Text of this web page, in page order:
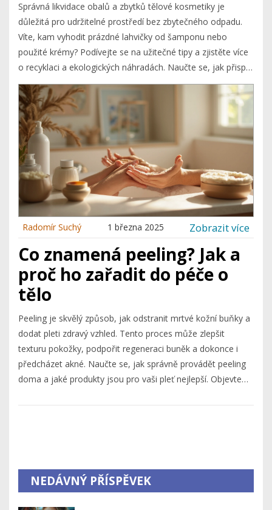
Správná likvidace obalů a zbytků tělové kosmetiky je
důležitá pro udržitelné prostředí bez zbytečného odpadu.
Víte, kam vyhodit prázdné lahvičky od šamponu nebo
použité krémy? Podívejte se na užitečné tipy a zjistěte více
o recyklaci a ekologických náhradách. Naučte se, jak přispět
k čistší planetě tím, že budete správně třídit kosmetický
odpad.
Radomír Suchý 1 března 2025 Zobrazit více
Co znamená peeling? Jak a
proč ho zařadit do péče o
tělo
Peeling je skvělý způsob, jak odstranit mrtvé kožní buňky a
dodat pleti zdravý vzhled. Tento proces může zlepšit
texturu pokožky, podpořit regeneraci buněk a dokonce i
předcházet akné. Naučte se, jak správně provádět peeling
doma a jaké produkty jsou pro vaši pleť nejlepší. Objevte
pleť čistou a svěží.
NEDÁVNÝ PŘÍSPĚVEK